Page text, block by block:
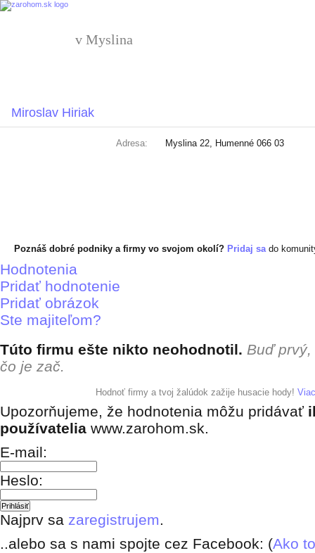
v Myslina
Miroslav Hiriak
Adresa: Myslina 22, Humenné 066 03
Poznáš dobré podniky a firmy vo svojom okolí? Pridaj sado
Hodnotenia
Pridať hodnotenie
Pridať obrázok
Ste majiteľom?
Túto firmu ešte nikto neohodnotil. Buď
čo je zač.
Hodnoť firmy a tvoj žalúdok zažije husacie hody! Viac
Upozorňujeme, že hodnotenia môžu pridávať
používatelia www.zarohom.sk.
E-mail:
Heslo:
Najprv sa zaregistrujem.
..alebo sa s nami spojte cez Facebook: (Ako